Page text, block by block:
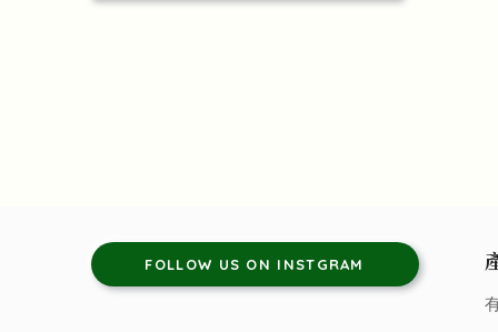
FOLLOW US ON INSTGRAM